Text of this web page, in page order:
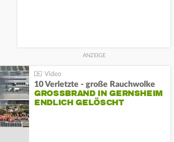
10 Verletzte - große Rauchwolke
GROSSBRAND IN GERNSHEIM E
NDLICH GELÖSCHT